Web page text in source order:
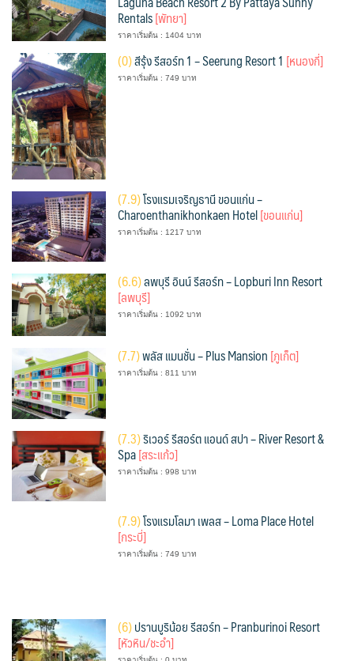
Rentals[พัทยา]
ราคาเริ่มต้น : 1404 บาท
(0)สีรุ้ง รีสอร์ท 1 – Seerung Resort 1 [หนองกี่]
ราคาเริ่มต้น : 749 บาท
(7.9)โรงแรมเจริญธานี ขอนแก่น –
Charoenthanikhonkaen Hotel[ขอนแก่น]
ราคาเริ่มต้น : 1217 บาท
(6.6)ลพบุรี อินน์ รีสอร์ท – Lopburi Inn Resort
[ลพบุรี]
ราคาเริ่มต้น : 1092 บาท
(7.7)พลัส แมนชั่น – Plus Mansion[ภูเก็ต]
ราคาเริ่มต้น : 811 บาท
(7.3)ริเวอร์ รีสอร์ต แอนด์ สปา – River Resort &
Spa[สระแก้ว]
ราคาเริ่มต้น : 998 บาท
(7.9)โรงแรมโลมา เพลส – Loma Place Hotel
[กระบี่]
ราคาเริ่มต้น : 749 บาท
(6)ปรานบูริน้อย รีสอร์ท – Pranburinoi Resort
[หัวหิน/ชะอำ]